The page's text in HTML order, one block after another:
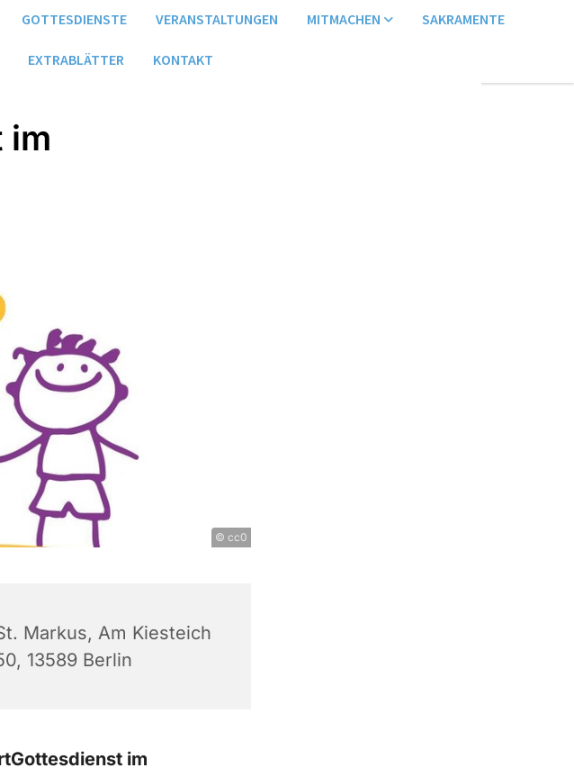
GOTTESDIENSTE VERANSTALTUNGEN MITMACHEN SAKRAMENTE
EXTRABLÄTTER KONTAKT
im
© cc0
Markus, Am Kiesteich
13589 Berlin
im